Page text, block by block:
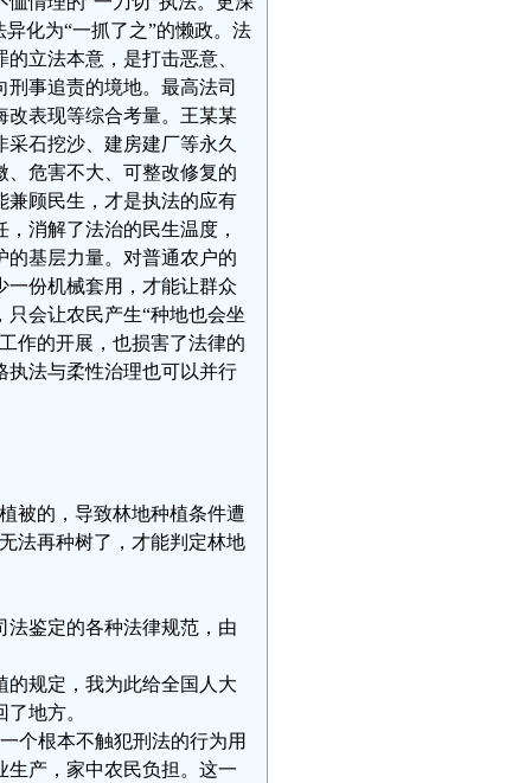
化为“一抓了之”的懒政。法
立法本意，是打击恶意、
事追责的境地。最高法司
改表现等综合考量。王某某
石挖沙、建房建厂等永久
危害不大、可整改修复的
兼顾民生，才是执法的应有
消解了法治的民生温度，
基层力量。对普通农户的
份机械套用，才能让群众
会让农民产生“种地也会坐
作的开展，也损害了法律的
执法与柔性治理也可以并行
被的，导致林地种植条件遭
法再种树了，才能判定林地
鉴定的各种法律规范，由
规定，我为此给全国人大
地方。
个根本不触犯刑法的行为用
产，家中农民负担。这一